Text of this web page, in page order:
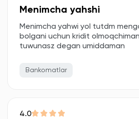
Menimcha yahshi
Menimcha yahwi yol tutdm
bolgani uchun kridit
tuwunasz degan umiddaman
Bankomatlar
4.0